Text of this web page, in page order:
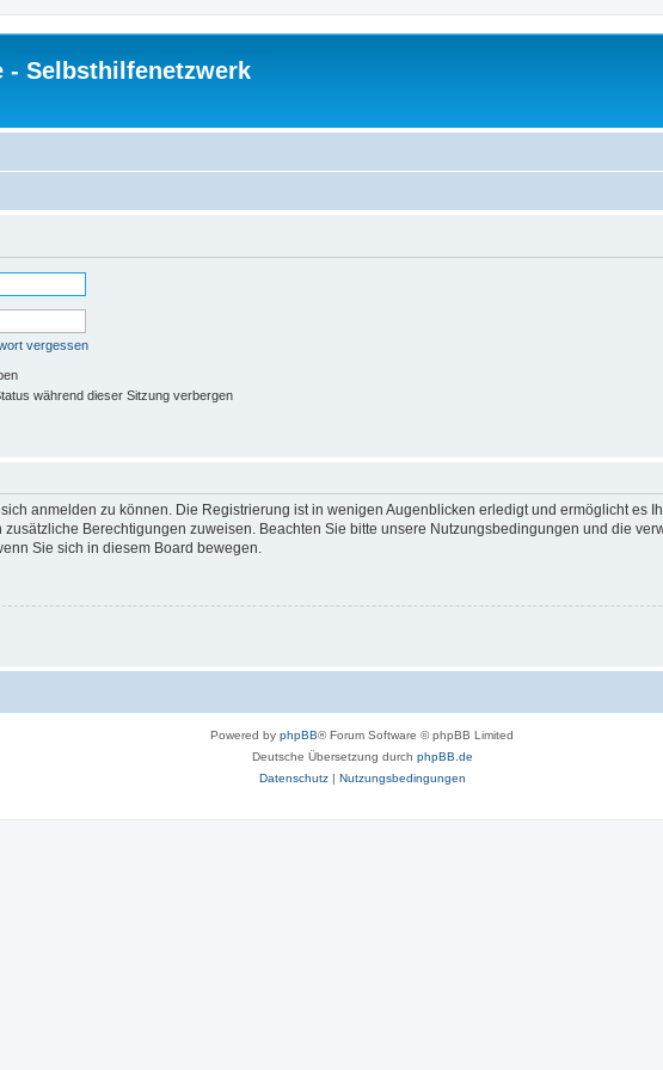
- Selbsthilfenetzwerk
vergessen
während dieser Sitzung verbergen
anmelden zu können. Die Registrierung ist in wenigen Augenblicken erledigt und ermöglicht es
Berechtigungen zuweisen. Beachten Sie bitte unsere Nutzungsbedingungen und die
Sie sich in diesem Board bewegen.
Powered by phpBB® Forum Software © phpBB Limited
Deutsche Übersetzung durch phpBB.de
Datenschutz| Nutzungsbedingungen